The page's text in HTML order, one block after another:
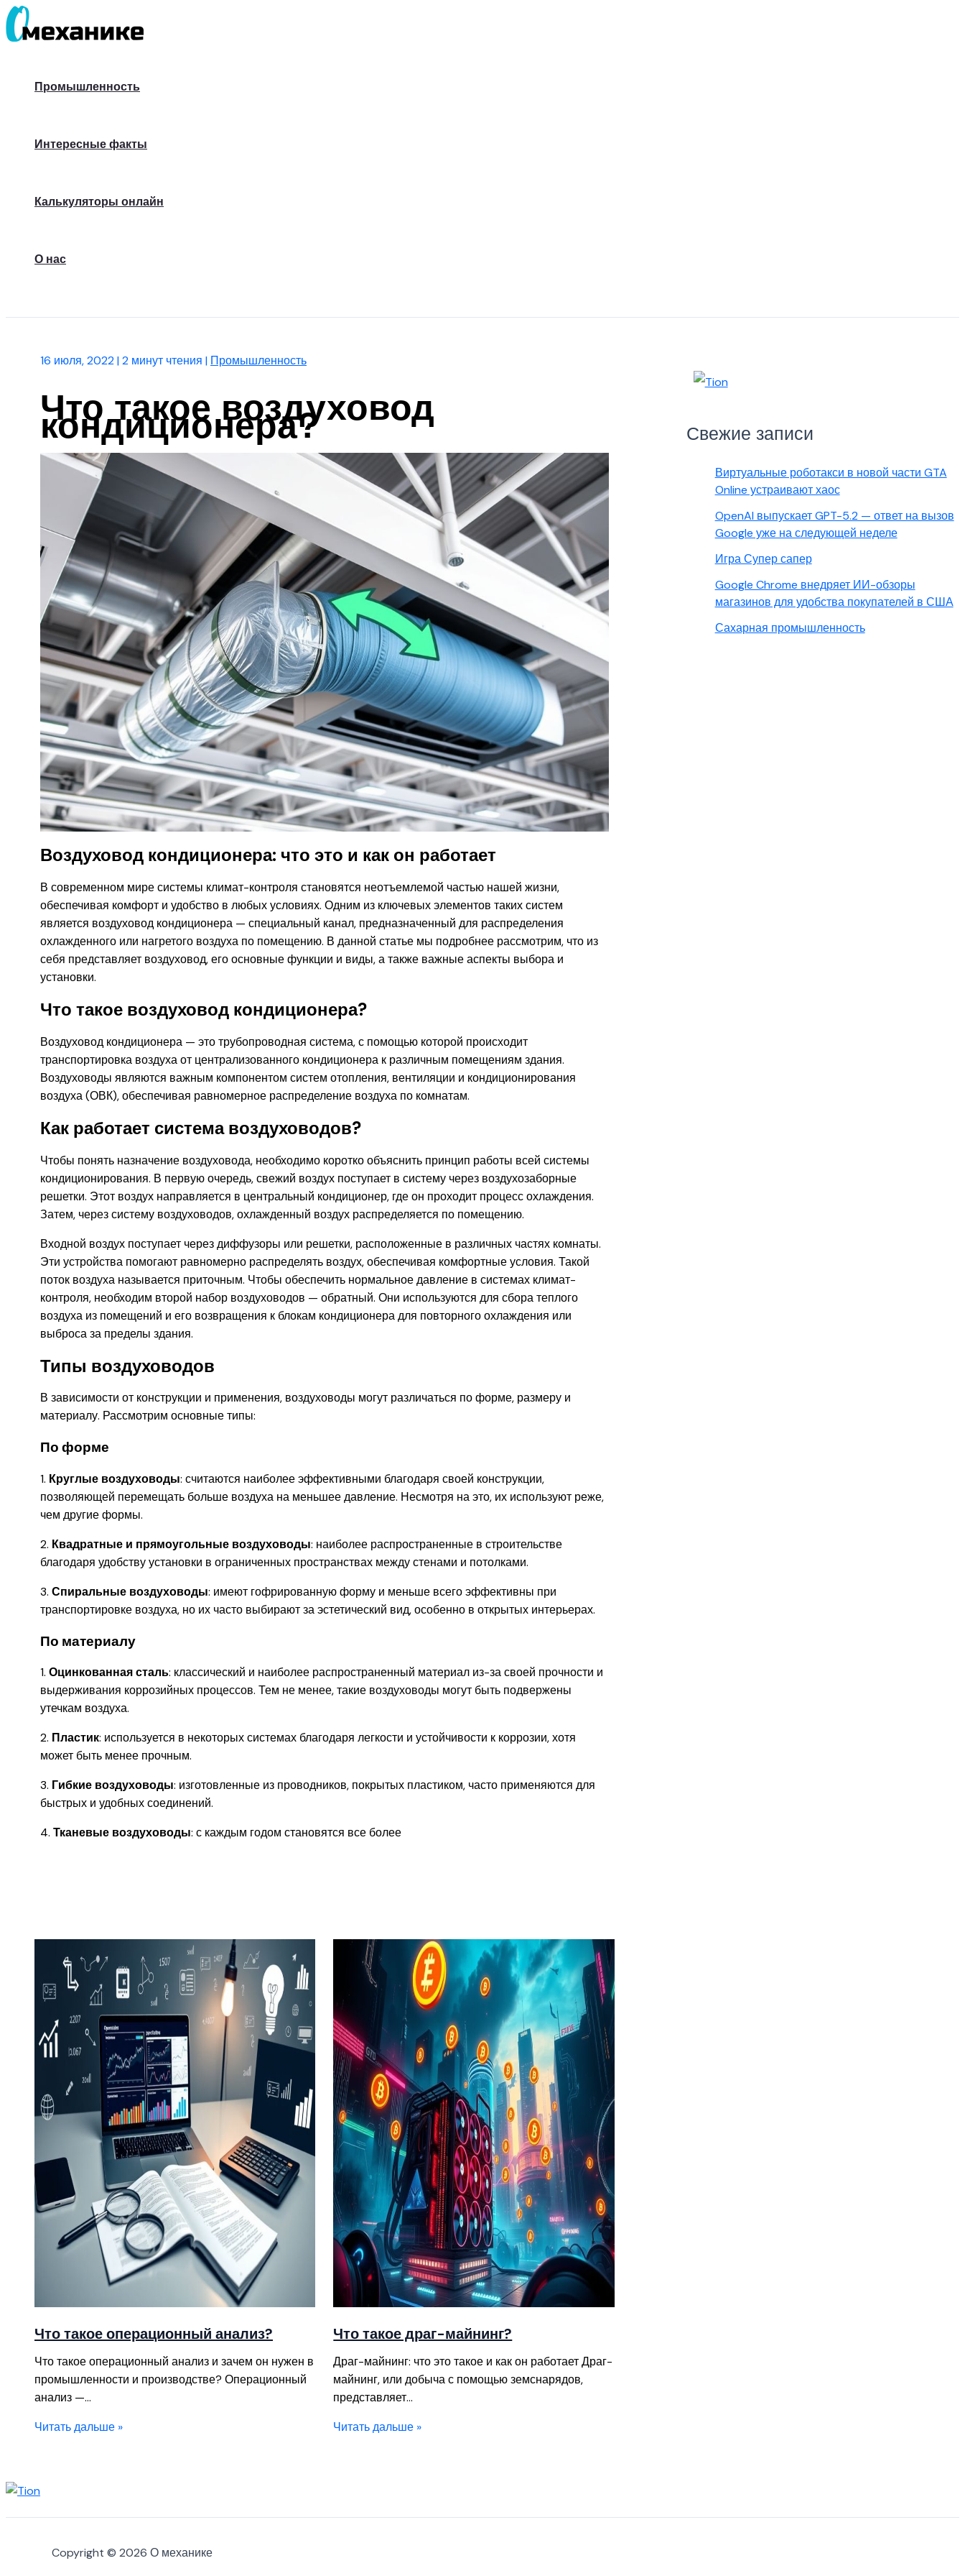
Перейти
к
Промышленность
Интересные факты
Калькуляторы онлайн
О нас
16 июля, 2022|2 минут чтения | Промышленность
Что такое воздуховод
кондиционера?
Воздуховод кондиционера: что это и как он работает
В современном мире системы климат-контроля становятся неотъемлемой частью нашей жизни,
обеспечивая комфорт и удобство в любых условиях. Одним из ключевых элементов таких систем
является воздуховод кондиционера — специальный канал, предназначенный для распределения
охлажденного или нагретого воздуха по помещению. В данной статье мы подробнее рассмотрим, что из
себя представляет воздуховод, его основные функции и виды, а также важные аспекты выбора и
установки.
Что такое воздуховод кондиционера?
Воздуховод кондиционера — это трубопроводная система, с помощью которой происходит
транспортировка воздуха от централизованного кондиционера к различным помещениям здания.
Воздуховоды являются важным компонентом систем отопления, вентиляции и кондиционирования
воздуха (ОВК), обеспечивая равномерное распределение воздуха по комнатам.
Как работает система воздуховодов?
Чтобы понять назначение воздуховода, необходимо коротко объяснить принцип работы всей системы
кондиционирования. В первую очередь, свежий воздух поступает в систему через воздухозаборные
решетки. Этот воздух направляется в центральный кондиционер, где он проходит процесс охлаждения.
Затем, через систему воздуховодов, охлажденный воздух распределяется по помещению.
Входной воздух поступает через диффузоры или решетки, расположенные в различных частях комнаты.
Эти устройства помогают равномерно распределять воздух, обеспечивая комфортные условия. Такой
поток воздуха называется приточным. Чтобы обеспечить нормальное давление в системах климат-
контроля, необходим второй набор воздуховодов — обратный. Они используются для сбора теплого
воздуха из помещений и его возвращения к блокам кондиционера для повторного охлаждения или
выброса за пределы здания.
Типы воздуховодов
В зависимости от конструкции и применения, воздуховоды могут различаться по форме, размеру и
материалу. Рассмотрим основные типы:
По форме
1. Круглые воздуховоды: считаются наиболее эффективными благодаря своей конструкции,
позволяющей перемещать больше воздуха на меньшее давление. Несмотря на это, их используют реже,
чем другие формы.
2. Квадратные и прямоугольные воздуховоды: наиболее распространенные в строительстве
благодаря удобству установки в ограниченных пространствах между стенами и потолками.
3. Спиральные воздуховоды: имеют гофрированную форму и меньше всего эффективны при
транспортировке воздуха, но их часто выбирают за эстетический вид, особенно в открытых интерьерах.
По материалу
1. Оцинкованная сталь: классический и наиболее распространенный материал из-за своей прочности и
выдерживания коррозийных процессов. Тем не менее, такие воздуховоды могут быть подвержены
утечкам воздуха.
2. Пластик: используется в некоторых системах благодаря легкости и устойчивости к коррозии, хотя
может быть менее прочным.
3. Гибкие воздуховоды: изготовленные из проводников, покрытых пластиком, часто применяются для
быстрых и удобных соединений.
4. Тканевые воздуховоды: с каждым годом становятся все более
Что такое операционный анализ?
Что такое операционный анализ и зачем он нужен в
промышленности и производстве? Операционный
анализ —…
Читать дальше »
Что такое драг-майнинг?
Драг-майнинг: что это такое и как он работает Драг-
майнинг, или добыча с помощью земснарядов,
представляет…
Читать дальше »
Свежие записи
Виртуальные роботакси в новой части GTA
Online устраивают хаос
OpenAI выпускает GPT-5.2 — ответ на вызов
Google уже на следующей неделе
Игра Супер сапер
Google Chrome внедряет ИИ-обзоры
магазинов для удобства покупателей в США
Сахарная промышленность
Copyright © 2026 О механике